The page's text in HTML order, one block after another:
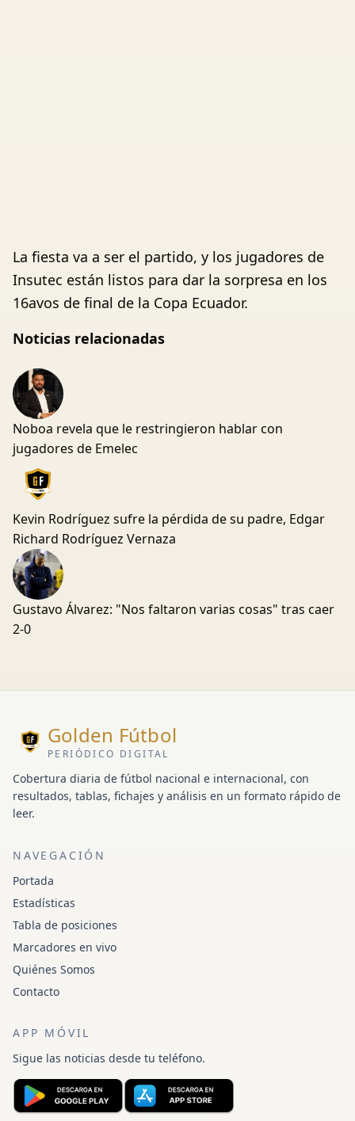
La fiesta va a ser el partido, y los jugadores de
Insutec están listos para dar la sorpresa en los
16avos de final de la Copa Ecuador.
Noticias relacionadas
Noboa revela que le restringieron hablar con
jugadores de Emelec
Kevin Rodríguez sufre la pérdida de su padre, Edgar
Richard Rodríguez Vernaza
Gustavo Álvarez: "Nos faltaron varias cosas" tras caer
2-0
Golden Fútbol
PERIÓDICO DIGITAL
Cobertura diaria de fútbol nacional e internacional, con
resultados, tablas, fichajes y análisis en un formato rápido de
leer.
NAVEGACIÓN
Portada
Estadísticas
Tabla de posiciones
Marcadores en vivo
Quiénes Somos
Contacto
APP MÓVIL
Sigue las noticias desde tu teléfono.